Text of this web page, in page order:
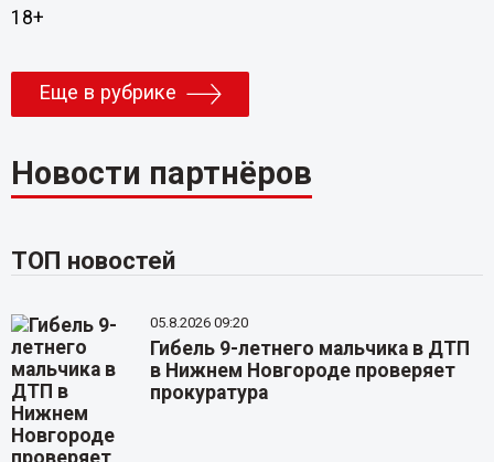
18+
Еще в рубрике
Новости партнёров
ТОП новостей
05.8.2026 09:20
Гибель 9-летнего мальчика в ДТП
в Нижнем Новгороде проверяет
прокуратура